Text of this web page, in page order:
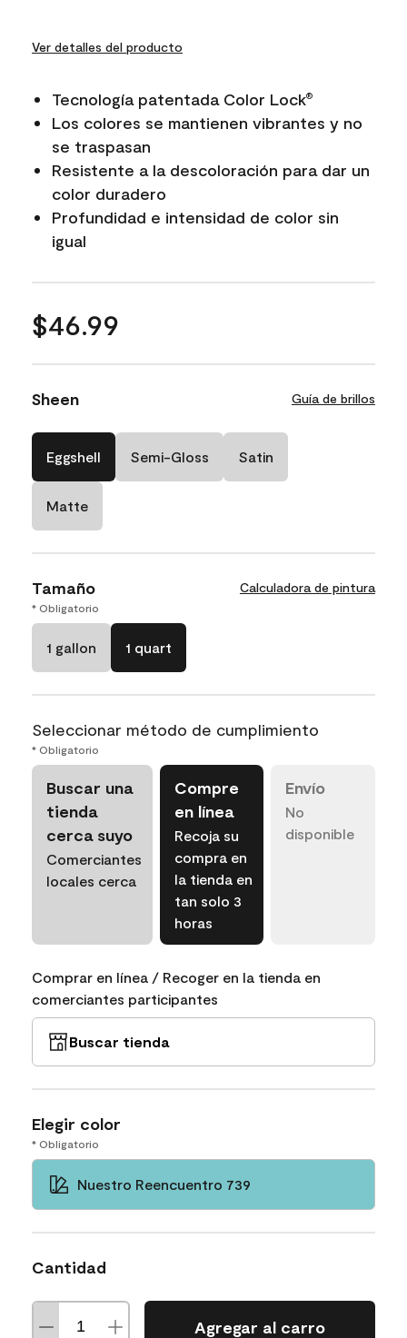
Ver detalles del producto
Tecnología patentada Color Lock®
Los colores se mantienen vibrantes y no
se traspasan
Resistente a la descoloración para dar un
color duradero
Profundidad e intensidad de color sin
igual
$46.99
Sheen Guía de brillos
Eggshell Semi-Gloss Satin
Matte
Tamaño Calculadora de pintura
* Obligatorio
1 gallon 1 quart
Seleccionar método de cumplimiento
* Obligatorio
Buscar una
tienda
cerca suyo
Comerciantes
locales cerca
Compre
en línea
Recoja su
compra en
la tienda en
tan solo 3
horas
Envío
No
disponible
Comprar en línea / Recoger en la tienda en
comerciantes participantes
Buscar tienda
Elegir color
* Obligatorio
Nuestro Reencuentro 739
Cantidad
Agregar al carro